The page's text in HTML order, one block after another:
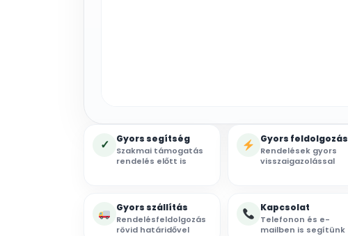
✓ Gyors segítség
Szakmai támogatás
rendelés előtt is
Gyors feldolgozás
Rendelések gyors
visszaigazolással
Gyors szállítás
Rendelésfeldolgozás
rövid határidővel
Kapcsolat
Telefonon és e-
mailben is segítünk